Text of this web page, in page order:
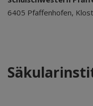
6405 Pfaffenhofen,